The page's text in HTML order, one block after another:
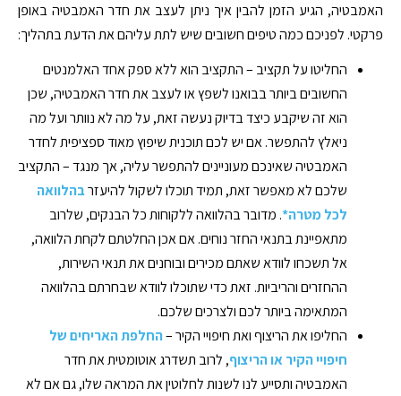
האמבטיה, הגיע הזמן להבין איך ניתן לעצב את חדר האמבטיה באופן
פרקטי. לפניכם כמה טיפים חשובים שיש לתת עליהם את הדעת בתהליך:
החליטו על תקציב – התקציב הוא ללא ספק אחד האלמנטים
החשובים ביותר בבואנו לשפץ או לעצב את חדר האמבטיה, שכן
הוא זה שיקבע כיצד בדיוק נעשה זאת, על מה לא נוותר ועל מה
ניאלץ להתפשר. אם יש לכם תוכנית שיפוץ מאוד ספציפית לחדר
האמבטיה שאינכם מעוניינים להתפשר עליה, אך מנגד – התקציב
שלכם לא מאפשר זאת, תמיד תוכלו לשקול להיעזרבהלוואה
לכל מטרה*. מדובר בהלוואה ללקוחות כל הבנקים, שלרוב
מתאפיינת בתנאי החזר נוחים. אם אכן החלטתם לקחת הלוואה,
אל תשכחו לוודא שאתם מכירים ובוחנים את תנאי השירות,
ההחזרים והריביות. זאת כדי שתוכלו לוודא שבחרתם בהלוואה
המתאימה ביותר לכם ולצרכים שלכם.
החליפו את הריצוף ואת חיפויי הקיר –החלפת האריחים של
חיפויי הקיר או הריצוף, לרוב תשדרג אוטומטית את חדר
האמבטיה ותסייע לנו לשנות לחלוטין את המראה שלו, גם אם לא